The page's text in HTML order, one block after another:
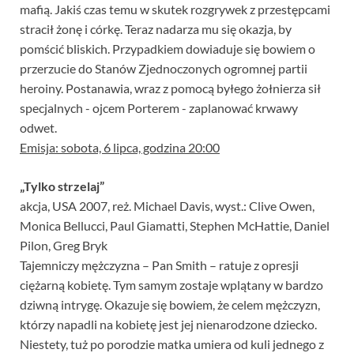
mafią. Jakiś czas temu w skutek rozgrywek z przestępcami
stracił żonę i córkę. Teraz nadarza mu się okazja, by
pomścić bliskich. Przypadkiem dowiaduje się bowiem o
przerzucie do Stanów Zjednoczonych ogromnej partii
heroiny. Postanawia, wraz z pomocą byłego żołnierza sił
specjalnych - ojcem Porterem - zaplanować krwawy
odwet.
Emisja: sobota, 6 lipca, godzina 20:00
„Tylko strzelaj”
akcja, USA 2007, reż. Michael Davis, wyst.: Clive Owen,
Monica Bellucci, Paul Giamatti, Stephen McHattie, Daniel
Pilon, Greg Bryk
Tajemniczy mężczyzna – Pan Smith – ratuje z opresji
ciężarną kobietę. Tym samym zostaje wplątany w bardzo
dziwną intrygę. Okazuje się bowiem, że celem mężczyzn,
którzy napadli na kobietę jest jej nienarodzone dziecko.
Niestety, tuż po porodzie matka umiera od kuli jednego z